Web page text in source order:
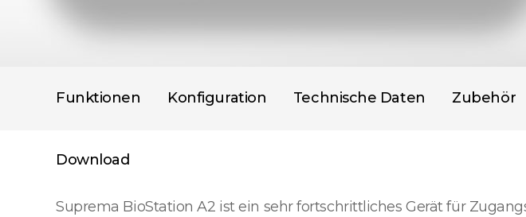
Funktionen Konfiguration Technische Daten Zubehör
Download
Suprema BioStation A2 ist ein sehr fortschrittliches Gerät für